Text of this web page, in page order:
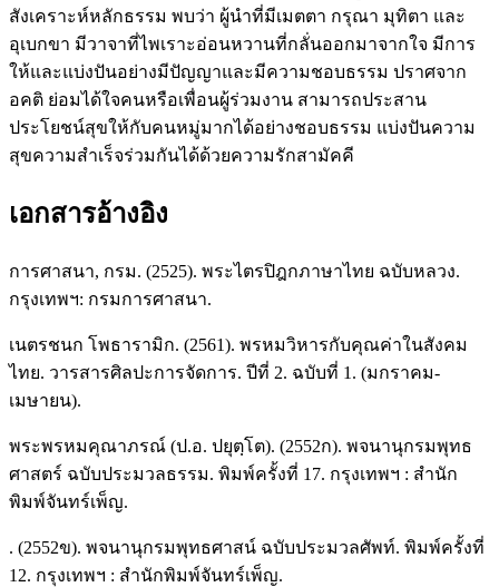
สังเคราะห์หลักธรรม พบว่า ผู้นำที่มีเมตตา กรุณา มุทิตา และ
อุเบกขา มีวาจาที่ไพเราะอ่อนหวานที่กลั่นออกมาจากใจ มีการ
ให้และแบ่งปันอย่างมีปัญญาและมีความชอบธรรม ปราศจาก
อคติ ย่อมได้ใจคนหรือเพื่อนผู้ร่วมงาน สามารถประสาน
ประโยชน์สุขให้กับคนหมู่มากได้อย่างชอบธรรม แบ่งปันความ
สุขความสำเร็จร่วมกันได้ด้วยความรักสามัคคี
เอกสารอ้างอิง
การศาสนา, กรม. (2525). พระไตรปิฎกภาษาไทย ฉบับหลวง.
กรุงเทพฯ: กรมการศาสนา.
เนตรชนก โพธารามิก. (2561). พรหมวิหารกับคุณค่าในสังคม
ไทย. วารสารศิลปะการจัดการ. ปีที่ 2. ฉบับที่ 1. (มกราคม-
เมษายน).
พระพรหมคุณาภรณ์ (ป.อ. ปยุตฺโต). (2552ก). พจนานุกรมพุทธ
ศาสตร์ ฉบับประมวลธรรม. พิมพ์ครั้งที่ 17. กรุงเทพฯ : สำนัก
พิมพ์จันทร์เพ็ญ.
. (2552ข). พจนานุกรมพุทธศาสน์ ฉบับประมวลศัพท์. พิมพ์ครั้งที่
12. กรุงเทพฯ : สำนักพิมพ์จันทร์เพ็ญ.